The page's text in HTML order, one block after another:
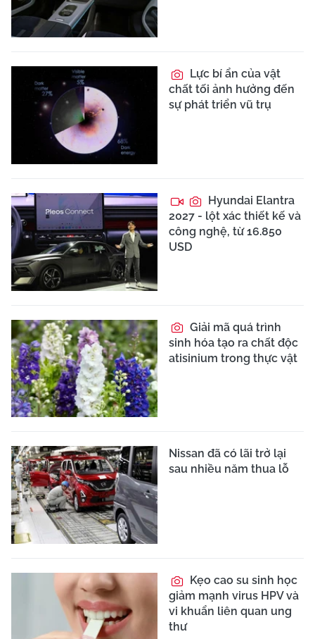
Lực bí ẩn của vật
chất tối ảnh hưởng đến
sự phát triển vũ trụ
Hyundai Elantra
2027 - lột xác thiết kế và
công nghệ, từ 16.850
USD
Giải mã quá trình
sinh hóa tạo ra chất độc
atisinium trong thực vật
Nissan đã có lãi trở lại
sau nhiều năm thua lỗ
Kẹo cao su sinh học
giảm mạnh virus HPV và
vi khuẩn liên quan ung
thư